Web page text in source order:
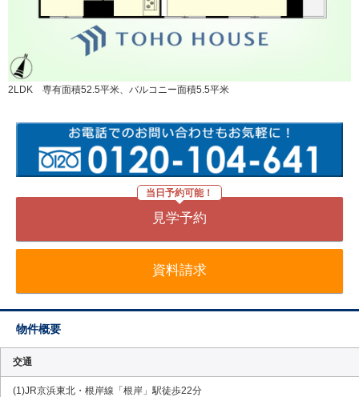
2LDK 専有面積52.5平米、バルコニー面積5.5平米
当日予約可能！
見学予約
資料請求
物件概要
交通
(1)JR京浜東北・根岸線「根岸」駅徒歩22分